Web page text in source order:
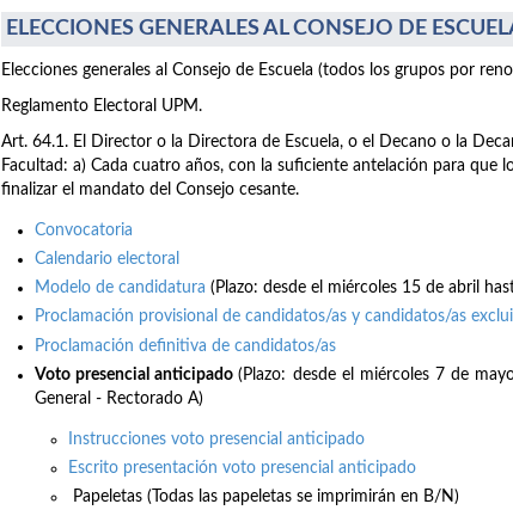
ELECCIONES GENERALES AL CONSEJO DE
Elecciones generales al Consejo de Escuela (todos los grupos por
Reglamento Electoral UPM.
Art. 64.1. El Director o la Directora de Escuela, o el Decano o la
Facultad: a) Cada cuatro años, con la suficiente antelación para que
finalizar el mandato del Consejo cesante.
Convocatoria
Calendario electoral
Modelo de candidatura (Plazo: desde el miércoles 15 de abril
Proclamación provisional de candidatos/as y candidatos/as
Proclamación definitiva de candidatos/as
Voto presencial anticipado(Plazo: desde el miércoles 7 de
General - Rectorado A)
Instrucciones voto presencial anticipado
Escrito presentación voto presencial anticipado
Papeletas (Todas las papeletas se imprimirán en B/N)